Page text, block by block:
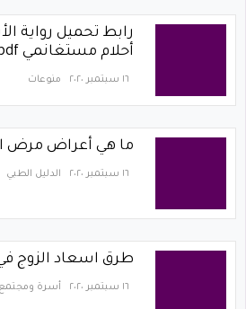
رابط تحميل رواية
أحلام مستغانمي pdf برابط مباشر
١٦ سبتمبر ٢٠٢٠ منوعات
ما هي أعراض مرض
١٦ سبتمبر ٢٠٢٠ الدليل الطبي
طرق اسعاد الزوج
١٦ سبتمبر ٢٠٢٠ أسرة ومجتمع